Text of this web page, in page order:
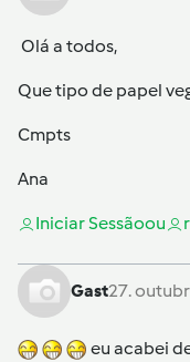
Olá a todos,
Que tipo de papel
Cmpts
Ana
Iniciar Sessãoou
Gast27.
eu acabei